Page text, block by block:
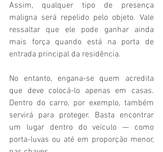
Assim, qualquer tipo de presença
maligna será repelido pelo objeto. Vale
ressaltar que ele pode ganhar ainda
mais força quando está na porta de
entrada principal da residência.
No entanto, engana-se quem acredita
que deve colocá-lo apenas em casas.
Dentro do carro, por exemplo, também
servirá para proteger. Basta encontrar
um lugar dentro do veículo — como
porta-luvas ou até em proporção menor,